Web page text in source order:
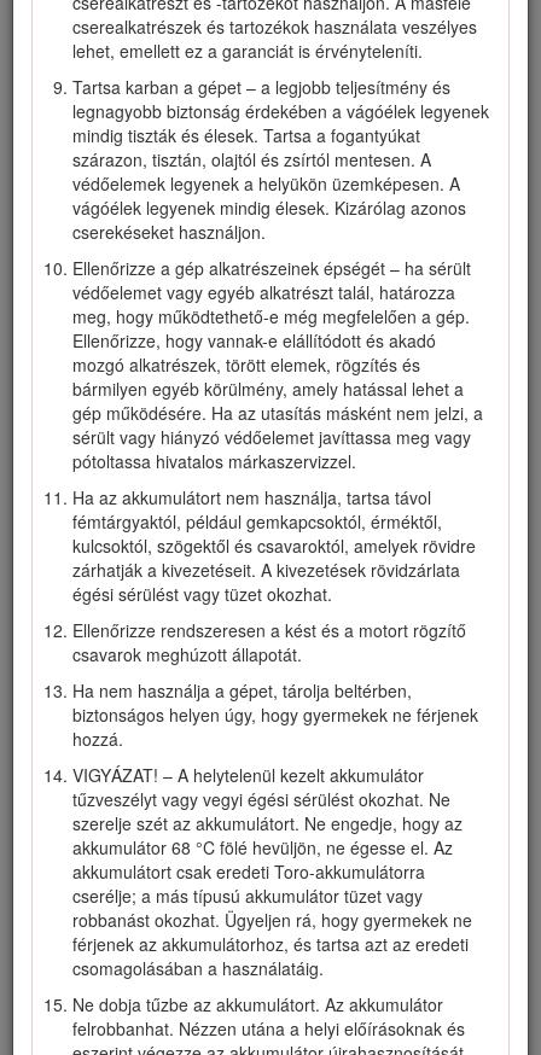
cserealkatrészek és tartozékok használata veszélyes
lehet, emellett ez a garanciát is érvényteleníti.
Tartsa karban a gépet – a legjobb teljesítmény és
legnagyobb biztonság érdekében a vágóélek legyenek
mindig tiszták és élesek. Tartsa a fogantyúkat
szárazon, tisztán, olajtól és zsírtól mentesen. A
védőelemek legyenek a helyükön üzemképesen. A
vágóélek legyenek mindig élesek. Kizárólag azonos
cserekéseket használjon.
Ellenőrizze a gép alkatrészeinek épségét – ha sérült
védőelemet vagy egyéb alkatrészt talál, határozza
meg, hogy működtethető-e még megfelelően a gép.
Ellenőrizze, hogy vannak-e elállítódott és akadó
mozgó alkatrészek, törött elemek, rögzítés és
bármilyen egyéb körülmény, amely hatással lehet a
gép működésére. Ha az utasítás másként nem jelzi, a
sérült vagy hiányzó védőelemet javíttassa meg vagy
pótoltassa hivatalos márkaszervizzel.
Ha az akkumulátort nem használja, tartsa távol
fémtárgyaktól, például gemkapcsoktól, érméktől,
kulcsoktól, szögektől és csavaroktól, amelyek rövidre
zárhatják a kivezetéseit. A kivezetések rövidzárlata
égési sérülést vagy tüzet okozhat.
Ellenőrizze rendszeresen a kést és a motort rögzítő
csavarok meghúzott állapotát.
Ha nem használja a gépet, tárolja beltérben,
biztonságos helyen úgy, hogy gyermekek ne férjenek
hozzá.
VIGYÁZAT! – A helytelenül kezelt akkumulátor
tűzveszélyt vagy vegyi égési sérülést okozhat. Ne
szerelje szét az akkumulátort. Ne engedje, hogy az
akkumulátor 68 °C fölé hevüljön, ne égesse el. Az
akkumulátort csak eredeti Toro-akkumulátorra
cserélje; a más típusú akkumulátor tüzet vagy
robbanást okozhat. Ügyeljen rá, hogy gyermekek ne
férjenek az akkumulátorhoz, és tartsa azt az eredeti
csomagolásában a használatáig.
Ne dobja tűzbe az akkumulátort. Az akkumulátor
felrobbanhat. Nézzen utána a helyi előírásoknak és
lehetősége áll fenn.
Legyen rendkívül óvatos tolatás közben és akkor, amikor
maga felé húzza a gépet.
Álljon mindig kellően stabilan és ügyeljen az
egyensúlyára, különösen lejtőkön. A lejtőkön mindig
keresztirányban dolgozzon; soha ne felfelé és lefelé.
Legyen rendkívül óvatos a lejtőkön történő irányváltás
közben. Ne végezzen fűnyírást túl meredek lejtőkön. A
géppel sétálva, soha ne futva dolgozzon.
Ne irányítsa senki felé a kidobott anyagot. Kerülje az
anyag falra vagy akadályra való kidobását; az
visszaverődhet a kezelő felé. Állítsa le a kés(eke)t, amikor
kavicsos felületet keresztez.
Ügyeljen a lyukakra, keréknyomokra, zökkenőkre,
kövekre vagy egyéb rejtett tárgyakra. Egyenetlen terepen
elveszítheti az egyensúlyát.
A nedves fű vagy levelek súlyos sérülést okozhatnak, ha
rajtuk megcsúszva hozzáér a késhez. Kerülje a fűnyírást
nedves füvön és esőben.
Ha a gép nekiütközött valaminek és rezgésbe kezd,
azonnal állítsa le, távolítsa el az elektromos indítógombot,
vegye ki az akkumulátort és várja meg, amíg minden
mozgó alkatrész megáll, mielőtt a gép sérülésének
vizsgálatába kezd. Az üzemeltetés folytatása előtt
végezze el a szükséges javításokat.
Állítsa le a gépet és távolítsa el az elektromos
indítógombját, mielőtt felrakodja a gépet szállításhoz.
Nem megfelelő használati körülmények között az
akkumulátor folyadékot bocsáthat ki; kerülje az ezzel való
érintkezést. Ha véletlenül érintkezne a folyadékkal, öblítse
le bő vízzel. Ha a folyadék a szemébe kerülne, forduljon
orvoshoz. Az akkumulátorból származó folyadék irritációt
vagy égési sérülést okozhat.
IV. Karbantartás és tárolás
Állítsa le a gépet, távolítsa el az elektromos indítógombot,
vegye ki a gépből az akkumulátort és várja meg, amíg
minden mozgó alkatrész megáll, mielőtt a gép
beállításába, szervizelésébe, tisztításába kezd vagy
eltárolja azt.